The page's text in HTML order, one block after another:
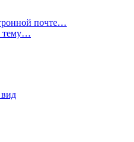
почте…
тему…